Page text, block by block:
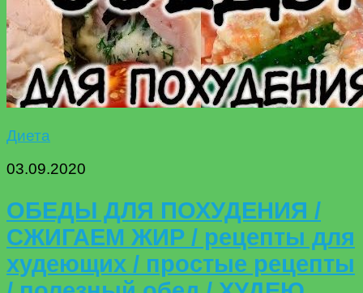
Диета
03.09.2020
ОБЕДЫ ДЛЯ ПОХУДЕНИЯ /
СЖИГАЕМ ЖИР / рецепты для
худеющих / простые рецепты